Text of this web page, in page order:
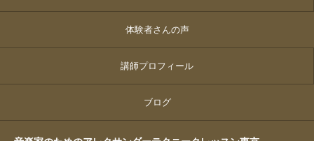
体験者さんの声
講師プロフィール
ブログ